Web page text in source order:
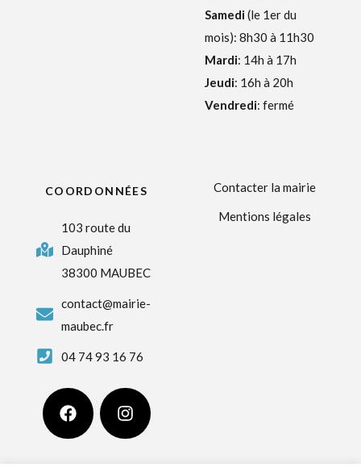
Samedi(le 1er du
mois): 8h30 à 11h30
Mardi: 14h à 17h
Jeudi: 16h à 20h
Vendredi: fermé
COORDONNÉES
103 route du
Dauphiné
38300 MAUBEC
contact@mairie-
maubec.fr
04 74 93 16 76
Contacter la mairie
Mentions légales